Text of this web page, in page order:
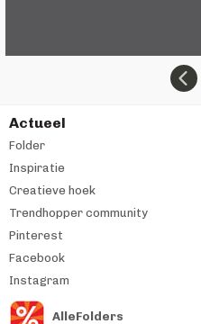
Actueel
Folder
Inspiratie
Creatieve hoek
Trendhopper community
Pinterest
Facebook
Instagram
AlleFolders